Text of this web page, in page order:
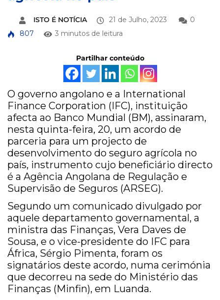
ISTO É NOTÍCIA 21 de Julho, 2023
0
807
3 minutos de leitura
Partilhar conteúdo
O governo angolano e a International
Finance Corporation (IFC), instituição
afecta ao Banco Mundial (BM), assinaram,
nesta quinta-feira, 20, um acordo de
parceria para um projecto de
desenvolvimento do seguro agrícola no
país, instrumento cujo beneficiário directo
é a Agência Angolana de Regulação e
Supervisão de Seguros (ARSEG).
Segundo um comunicado divulgado por
aquele departamento governamental, a
ministra das Finanças, Vera Daves de
Sousa, e o vice-presidente do IFC para
África, Sérgio Pimenta, foram os
signatários deste acordo, numa cerimónia
que decorreu na sede do Ministério das
Finanças (Minfin), em Luanda.